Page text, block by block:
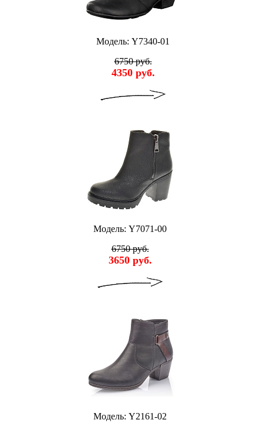
Модель: Y7340-01
6750 руб.
4350 руб.
Модель: Y7071-00
6750 руб.
3650 руб.
Модель: Y2161-02